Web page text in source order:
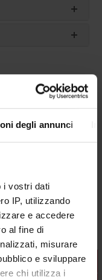
degli annunci
i vostri dati
IP, utilizzando
e accedere
al fine di
misurare
e sviluppare
chi utilizza i
(discipline
(2018/2019)